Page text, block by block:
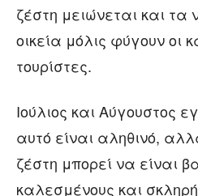
ζέστη μειώνεται και τα
οικεία μόλις φύγουν οι
τουρίστες.
Ιούλιος και Αύγουστος
αυτό είναι αληθινό,
ζέστη μπορεί να είναι
καλεσμένους και